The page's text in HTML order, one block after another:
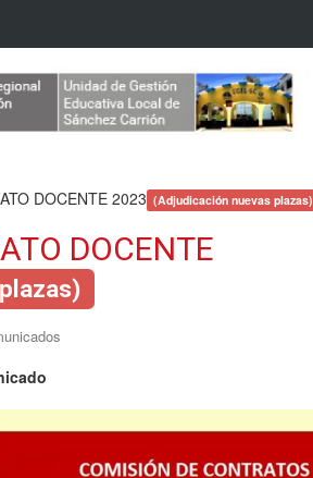
DOCENTE 2023 (Adjudicación nuevas plazas)
DOCENTE